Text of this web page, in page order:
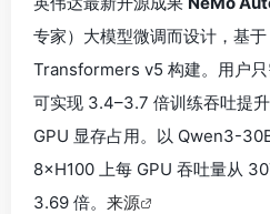
专家）大模型微调而设计，基
Transformers v5 构建。用户
可实现 3.4–3.7 倍训练吞吐提
GPU 显存占用。以 Qwen3-
8×H100 上每 GPU 吞吐量从
3.69 倍。 来源